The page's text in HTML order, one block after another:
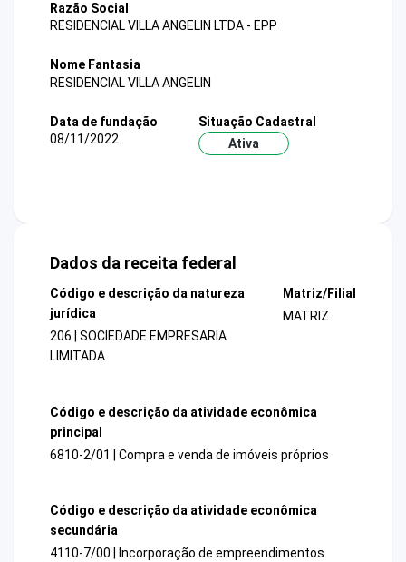
Razão Social
RESIDENCIAL VILLA ANGELIN LTDA - EPP
Nome Fantasia
RESIDENCIAL VILLA ANGELIN
Data de fundação
08/11/2022
Situação Cadastral
Ativa
Dados da receita federal
Código e descrição da natureza
jurídica
206 | SOCIEDADE EMPRESARIA
LIMITADA
Matriz/Filial
MATRIZ
Código e descrição da atividade econômica
principal
6810-2/01 | Compra e venda de imóveis próprios
Código e descrição da atividade econômica
secundária
4110-7/00 | Incorporação de empreendimentos